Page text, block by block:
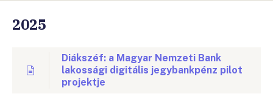
2025
Diákszéf: a Magyar Nemzeti Bank
lakossági digitális jegybankpénz pilot
projektje